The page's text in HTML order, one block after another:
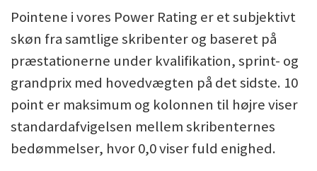
Pointene i vores Power Rating er et subjektivt
skøn fra samtlige skribenter og baseret på
præstationerne under kvalifikation, sprint- og
grandprix med hovedvægten på det sidste. 10
point er maksimum og kolonnen til højre viser
standardafvigelsen mellem skribenternes
bedømmelser, hvor 0,0 viser fuld enighed.